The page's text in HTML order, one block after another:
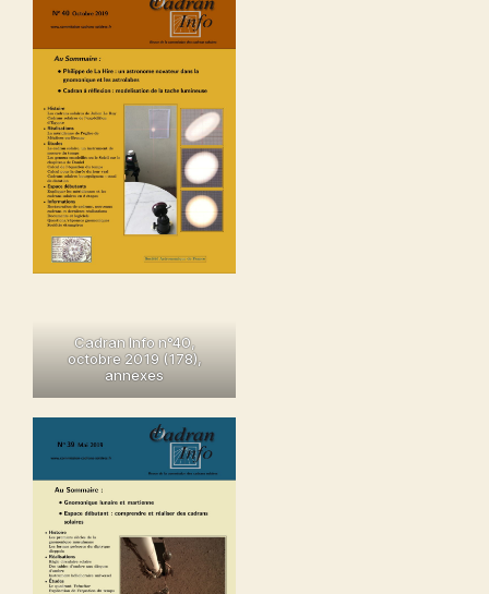
Cadran Info n°40,
octobre 2019(178),
annexes